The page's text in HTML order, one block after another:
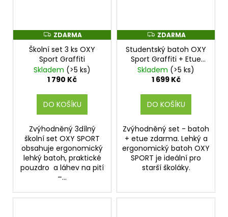
Z
D
A
M
A
ZDARMA
Školní set 3 ks OXY
Sport Graffiti
Skladem (>5 ks)
1 790 Kč
DO KOŠÍKU
Zvýhodněný 3dílný
školní set OXY SPORT
obsahuje ergonomický
lehký batoh, praktické
pouzdro a láhev na pití
–...
Z
D
A
R
M
A
ZDARMA
Studentský batoh OXY
Sport Graffiti + Etue
zdarma
Skladem (>5 ks)
1 699 Kč
DO KOŠÍKU
Zvýhodněný set - batoh
+ etue zdarma. Lehký a
ergonomický batoh OXY
SPORT je ideální pro
starší školáky.